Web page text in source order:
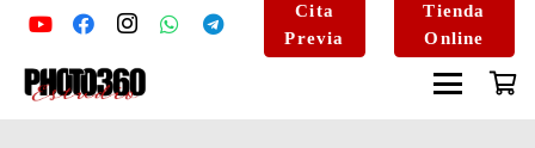
Cita
Previa
Tienda
Online